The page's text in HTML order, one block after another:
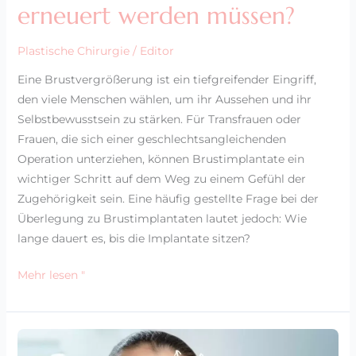
erneuert werden müssen?
Plastische Chirurgie/ Editor
Eine Brustvergrößerung ist ein tiefgreifender Eingriff,
den viele Menschen wählen, um ihr Aussehen und ihr
Selbstbewusstsein zu stärken. Für Transfrauen oder
Frauen, die sich einer geschlechtsangleichenden
Operation unterziehen, können Brustimplantate ein
wichtiger Schritt auf dem Weg zu einem Gefühl der
Zugehörigkeit sein. Eine häufig gestellte Frage bei der
Überlegung zu Brustimplantaten lautet jedoch: Wie
lange dauert es, bis die Implantate sitzen?
Mehr lesen "
Was